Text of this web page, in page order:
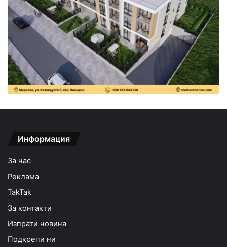
Информация
За нас
Реклама
TakTak
За контакти
Изпрати новина
Подкрепи ни